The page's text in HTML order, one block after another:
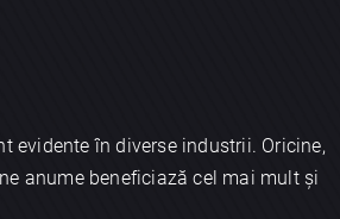
evidente în diverse industrii. Oricine,
anume beneficiază cel mai mult și